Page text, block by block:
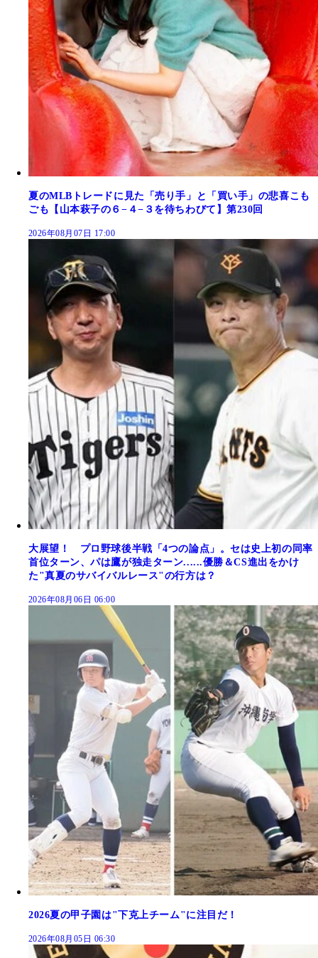
夏のMLBトレードに見た「売り手」と「買い手」の悲喜こも
ごも【山本萩子の６−４−３を待ちわびて】第230回
2026年08月07日 17:00
大展望！ プロ野球後半戦「4つの論点」。セは史上初の同率
首位ターン、パは鷹が独走ターン......優勝＆CS進出をかけ
た"真夏のサバイバルレース"の行方は？
2026年08月06日 06:00
2026夏の甲子園は"下克上チーム"に注目だ！
2026年08月05日 06:30